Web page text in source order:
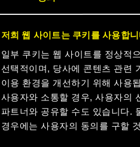
저희 웹 사이트는 쿠키를 사용합
일부 쿠키는 웹 사이트를 정상적
선택적이며, 당사에 콘텐츠 관련
이용 환경을 개선하기 위해 사용
사용자와 소통할 경우, 사용자의
파트너와 공유할 수도 있습니다.
경우에는 사용자의 동의를 구할